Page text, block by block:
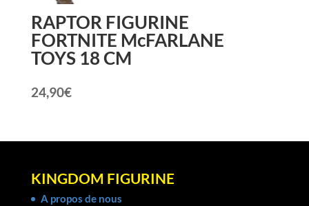
RAPTOR FIGURINE
FORTNITE McFARLANE
TOYS 18 CM
24,90€
KINGDOM FIGURINE
A propos de nous